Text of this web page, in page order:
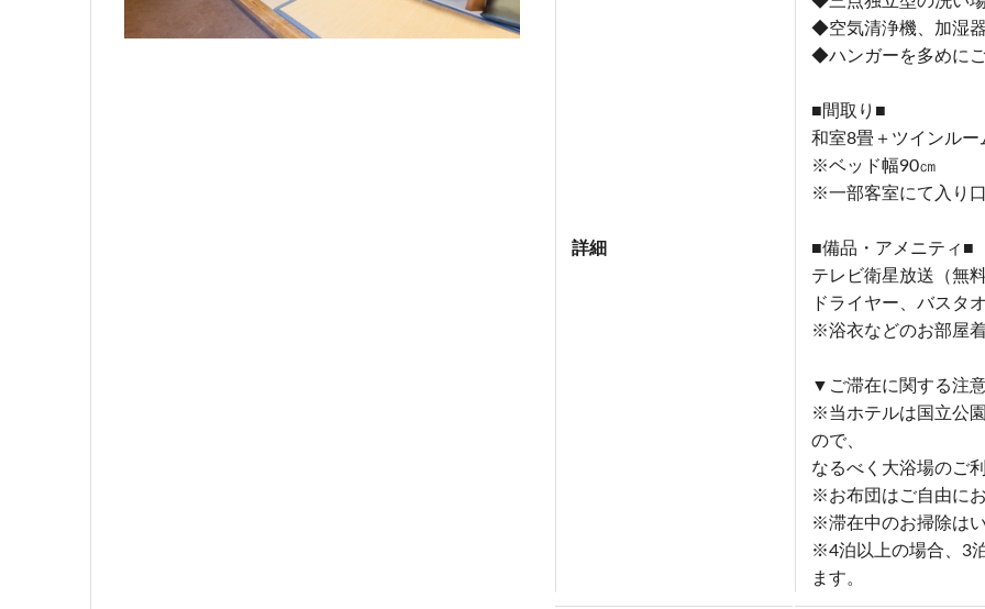
詳細
◆空気清浄機、加湿
◆ハンガーを多めに
■間取り■
和室8畳＋ツインル
※ベッド幅90㎝
※一部客室にて入り
■備品・アメニティ■
テレビ衛星放送（無
ドライヤー、バスタ
※浴衣などのお部屋
▼ご滞在に関する注
※当ホテルは国立公
ので、
なるべく大浴場のご
※お布団はご自由に
※滞在中のお掃除はい
※4泊以上の場合、3
ます。